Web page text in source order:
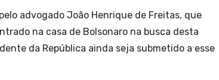
advogado João Henrique de Freitas, que
na casa de Bolsonaro na busca desta
da República ainda seja submetido a esse